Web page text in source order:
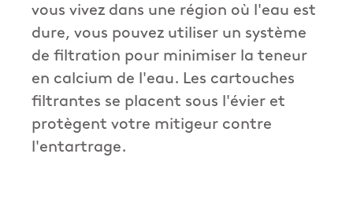
vous vivez dans une région où l'eau est
dure, vous pouvez utiliser un système
de filtration pour minimiser la teneur
en calcium de l'eau. Les cartouches
filtrantes se placent sous l'évier et
protègent votre mitigeur contre
l'entartrage.